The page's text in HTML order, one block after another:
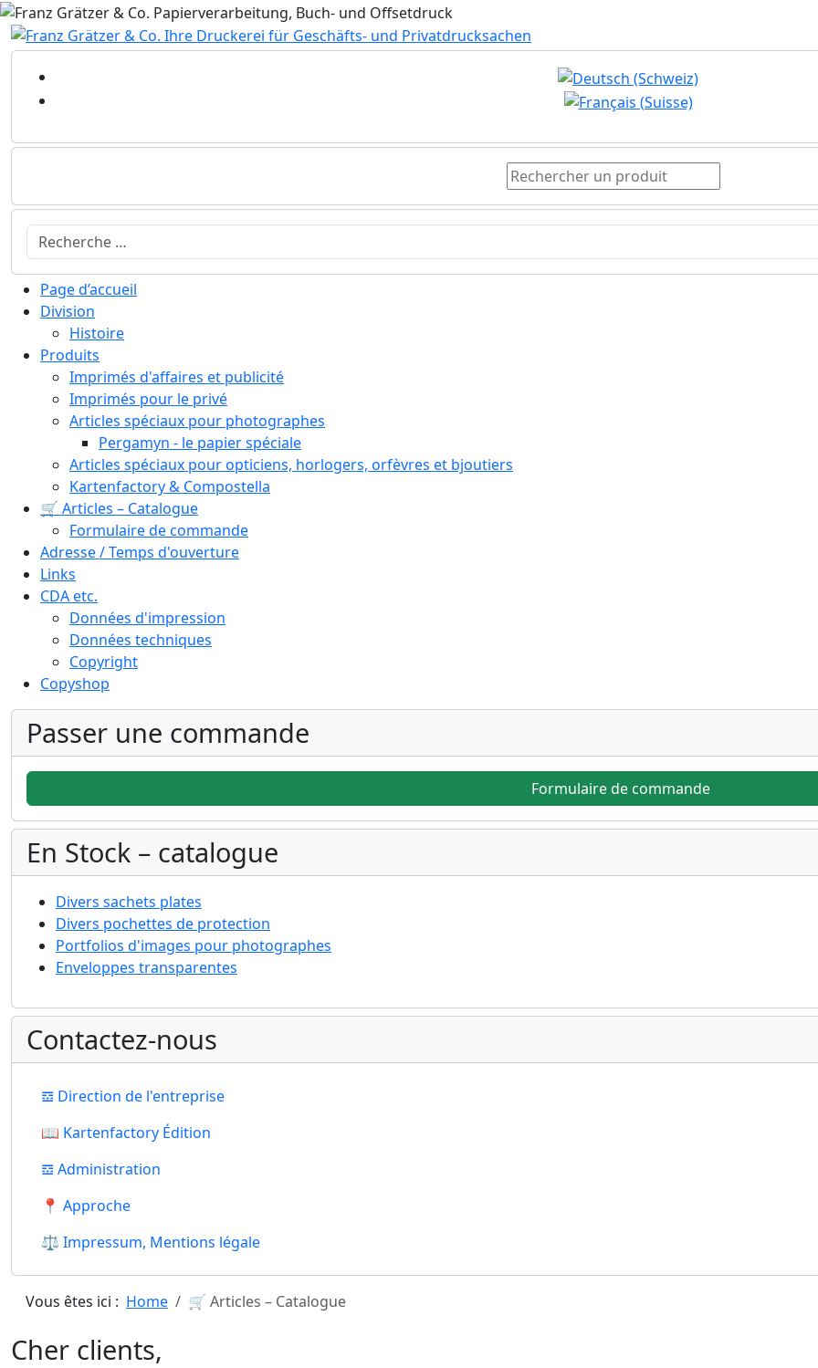
Sélectionnez votre langue
Page d’accueil
Division
Histoire
Produits
Imprimés d'affaires et publicité
Imprimés pour le privé
Articles spéciaux pour photographes
Pergamyn - le papier spéciale
Articles spéciaux pour opticiens, horlogers, orfèvres et bjoutiers
Kartenfactory & Compostella
🛒 Articles – Catalogue
Formulaire de commande
Adresse / Temps d'ouverture
Links
CDA etc.
Données d'impression
Données techniques
Copyright
Copyshop
Passer une commande
Formulaire de commande
En Stock – catalogue
Divers sachets plates
Divers pochettes de protection
Portfolios d'images pour photographes
Enveloppes transparentes
Contactez-nous
𝌕 Direction de l'entreprise
📖 Kartenfactory Édition
𝌕 Administration
📍 Approche
⚖ Impressum, Mentions légale
Vous êtes ici : Home 🛒 Articles – Catalogue
Cher clients,